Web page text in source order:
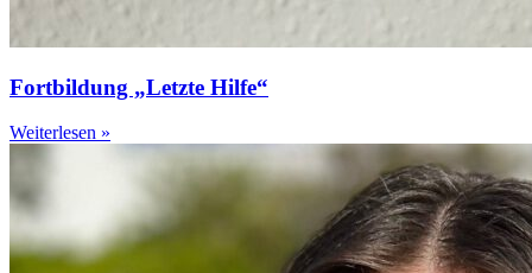
Fortbildung „Letzte Hilfe“
Weiterlesen »